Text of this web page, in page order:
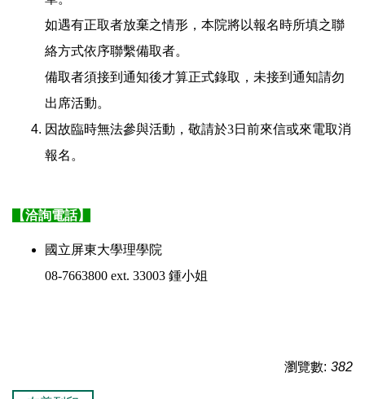
如遇有正取者放棄之情形，本院將以報名時所填之聯
絡方式依序聯繫備取者。
備取者須接到通知後才算正式錄取，未接到通知請勿
出席活動。
因故臨時無法參與活動，敬請於3日前來信或來電取消
報名。
【洽詢電話】
國立屏東大學理學院
08-7663800 ext. 33003 鍾小姐
瀏覽數: 382